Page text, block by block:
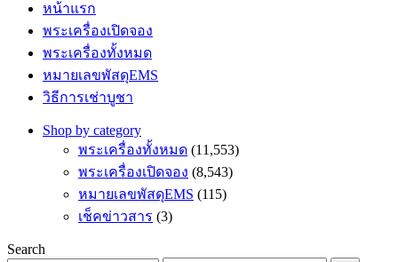
หน้าแรก
พระเครื่องเปิดจอง
พระเครื่องทั้งหมด
หมายเลขพัสดุEMS
วิธีการเช่าบูชา
Shop by category
พระเครื่องทั้งหมด (11,553)
พระเครื่องเปิดจอง (8,543)
หมายเลขพัสดุEMS (115)
เช็คข่าวสาร (3)
Search